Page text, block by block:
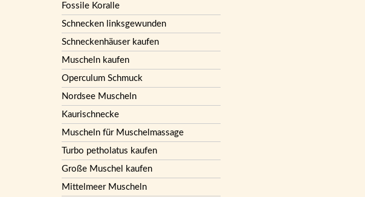
Fossile Koralle
Schnecken linksgewunden
Schneckenhäuser kaufen
Muscheln kaufen
Operculum Schmuck
Nordsee Muscheln
Kaurischnecke
Muscheln für Muschelmassage
Turbo petholatus kaufen
Große Muschel kaufen
Mittelmeer Muscheln